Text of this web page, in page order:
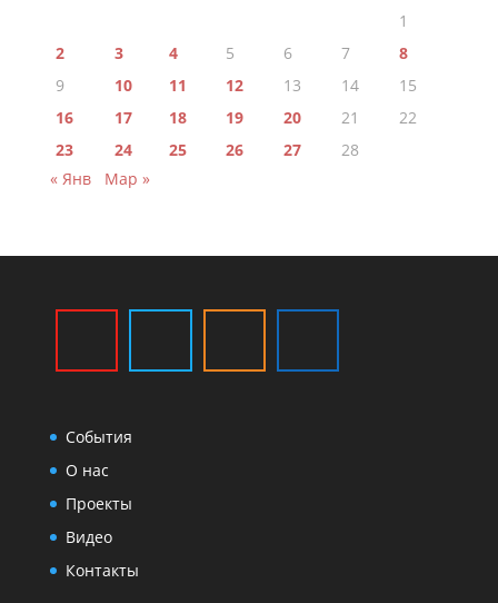
1
2
3 4 5 6 7
8
9
10 11 12 13 14
15
16
17 18 19 20 21
22
23
24 25 26 27
28
« Янв
Мар »
События
О нас
Проекты
Видео
Контакты